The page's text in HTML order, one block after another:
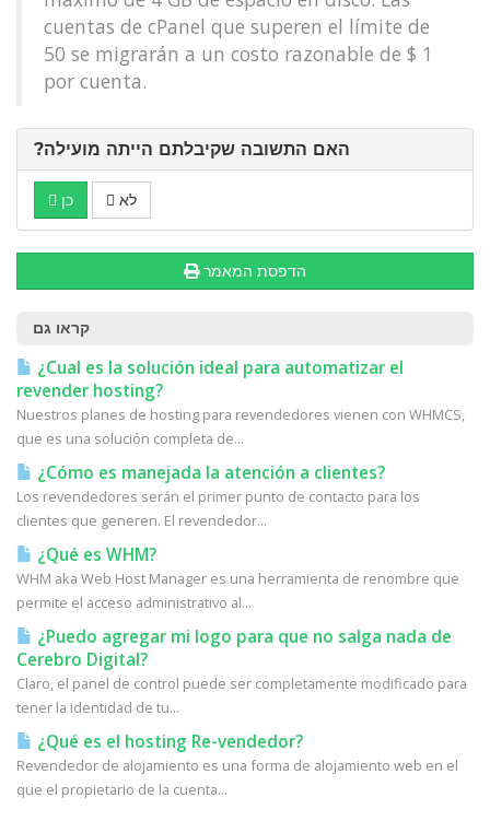
cuentas de cPanel que superen el límite de
50 se migrarán a un costo razonable de $ 1
por cuenta.
?האם התשובה שקיבלתם הייתה מועילה
כן לא
הדפסת המאמר
קראו גם
¿Cual es la solución ideal para automatizar el
revender hosting?
Nuestros planes de hosting para revendedores vienen con WHMCS,
que es una solución completa de...
¿Cómo es manejada la atención a clientes?
Los revendedores serán el primer punto de contacto para los
clientes que generen. El revendedor...
¿Qué es WHM?
WHM aka Web Host Manager es una herramienta de renombre que
permite el acceso administrativo al...
¿Puedo agregar mi logo para que no salga nada de
Cerebro Digital?
Claro, el panel de control puede ser completamente modificado para
tener la identidad de tu...
¿Qué es el hosting Re-vendedor?
Revendedor de alojamiento es una forma de alojamiento web en el
que el propietario de la cuenta...